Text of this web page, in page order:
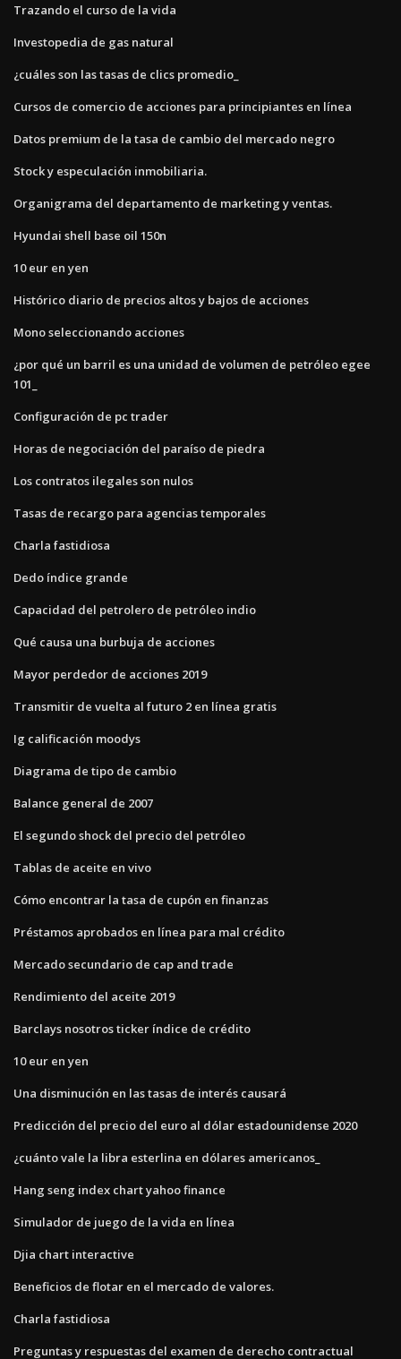
Trazando el curso de la vida
Investopedia de gas natural
¿cuáles son las tasas de clics promedio_
Cursos de comercio de acciones para principiantes en línea
Datos premium de la tasa de cambio del mercado negro
Stock y especulación inmobiliaria.
Organigrama del departamento de marketing y ventas.
Hyundai shell base oil 150n
10 eur en yen
Histórico diario de precios altos y bajos de acciones
Mono seleccionando acciones
¿por qué un barril es una unidad de volumen de petróleo egee
101_
Configuración de pc trader
Horas de negociación del paraíso de piedra
Los contratos ilegales son nulos
Tasas de recargo para agencias temporales
Charla fastidiosa
Dedo índice grande
Capacidad del petrolero de petróleo indio
Qué causa una burbuja de acciones
Mayor perdedor de acciones 2019
Transmitir de vuelta al futuro 2 en línea gratis
Ig calificación moodys
Diagrama de tipo de cambio
Balance general de 2007
El segundo shock del precio del petróleo
Tablas de aceite en vivo
Cómo encontrar la tasa de cupón en finanzas
Préstamos aprobados en línea para mal crédito
Mercado secundario de cap and trade
Rendimiento del aceite 2019
Barclays nosotros ticker índice de crédito
10 eur en yen
Una disminución en las tasas de interés causará
Predicción del precio del euro al dólar estadounidense 2020
¿cuánto vale la libra esterlina en dólares americanos_
Hang seng index chart yahoo finance
Simulador de juego de la vida en línea
Djia chart interactive
Beneficios de flotar en el mercado de valores.
Charla fastidiosa
Preguntas y respuestas del examen de derecho contractual